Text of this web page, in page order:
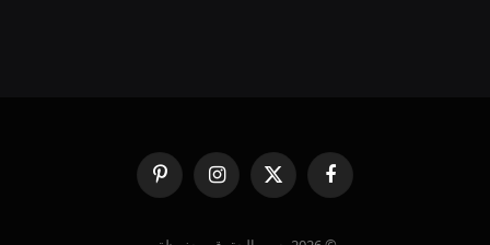
فيسبوك
X
(Twitter)
الانستغرامبينتيريست